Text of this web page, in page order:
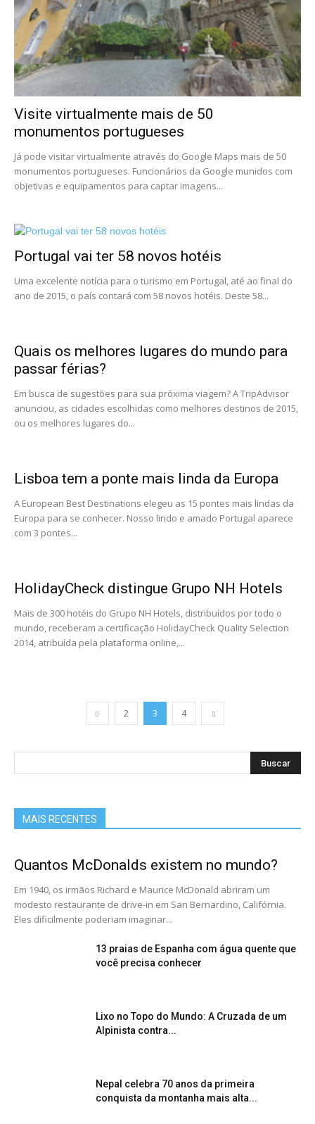
Visite virtualmente mais de 50
monumentos portugueses
Já pode visitar virtualmente através do Google Maps mais de 50
monumentos portugueses. Funcionários da Google munidos com
objetivas e equipamentos para captar imagens...
Portugal vai ter 58 novos hotéis
Uma excelente notícia para o turismo em Portugal, até ao final do
ano de 2015, o país contará com 58 novos hotéis. Deste 58...
Quais os melhores lugares do mundo para
passar férias?
Em busca de sugestões para sua próxima viagem? A TripAdvisor
anunciou, as cidades escolhidas como melhores destinos de 2015,
ou os melhores lugares do...
Lisboa tem a ponte mais linda da Europa
A European Best Destinations elegeu as 15 pontes mais lindas da
Europa para se conhecer. Nosso lindo e amado Portugal aparece
com 3 pontes...
HolidayCheck distingue Grupo NH Hotels
Mais de 300 hotéis do Grupo NH Hotels, distribuídos por todo o
mundo, receberam a certificação HolidayCheck Quality Selection
2014, atribuída pela plataforma online,...
2 3 4
MAIS RECENTES
Quantos McDonalds existem no mundo?
Em 1940, os irmãos Richard e Maurice McDonald abriram um
modesto restaurante de drive-in em San Bernardino, Califórnia.
Eles dificilmente poderiam imaginar...
13 praias de Espanha com água quente que
você precisa conhecer
Lixo no Topo do Mundo: A Cruzada de um
Alpinista contra...
Nepal celebra 70 anos da primeira
conquista da montanha mais alta...